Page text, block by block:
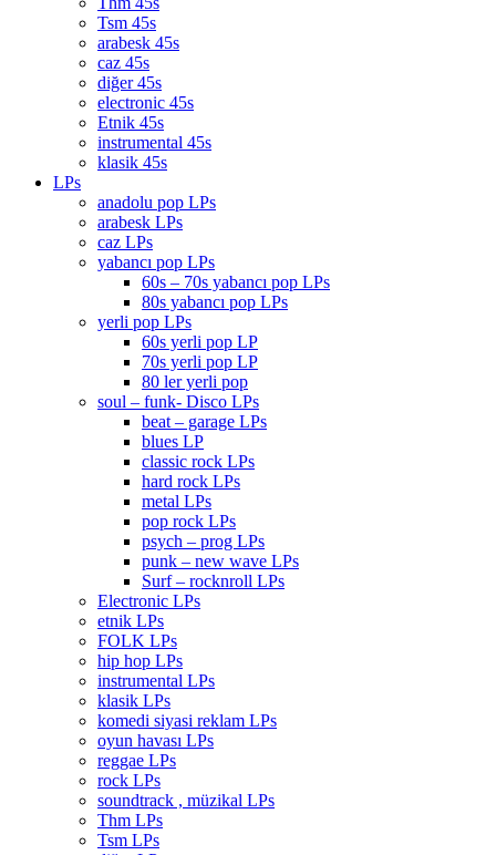
Tsm 45s
arabesk 45s
caz 45s
diğer 45s
electronic 45s
Etnik 45s
instrumental 45s
klasik 45s
LPs
anadolu pop LPs
arabesk LPs
caz LPs
yabancı pop LPs
60s – 70s yabancı pop LPs
80s yabancı pop LPs
yerli pop LPs
60s yerli pop LP
70s yerli pop LP
80 ler yerli pop
soul – funk- Disco LPs
beat – garage LPs
blues LP
classic rock LPs
hard rock LPs
metal LPs
pop rock LPs
psych – prog LPs
punk – new wave LPs
Surf – rocknroll LPs
Electronic LPs
etnik LPs
FOLK LPs
hip hop LPs
instrumental LPs
klasik LPs
komedi siyasi reklam LPs
oyun havası LPs
reggae LPs
rock LPs
soundtrack , müzikal LPs
Thm LPs
Tsm LPs